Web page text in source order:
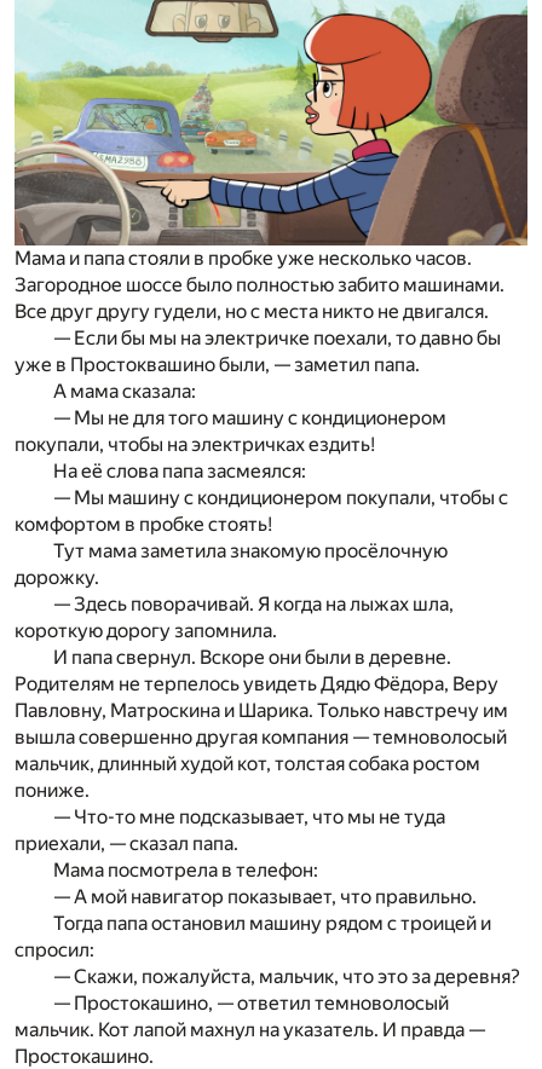
Мама и папа стояли в пробке уже несколько часов.
Загородное шоссе было полностью забито машинами.
Все друг другу гудели, но с места никто не двигался.
— Если бы мы на электричке поехали, то давно бы
уже в Простоквашино были, — заметил папа.
А мама сказала:
— Мы не для того машину с кондиционером
покупали, чтобы на электричках ездить!
На её слова папа засмеялся:
— Мы машину с кондиционером покупали, чтобы с
комфортом в пробке стоять!
Тут мама заметила знакомую просёлочную
дорожку.
— Здесь поворачивай. Я когда на лыжах шла,
короткую дорогу запомнила.
И папа свернул. Вскоре они были в деревне.
Родителям не терпелось увидеть Дядю Фёдора, Веру
Павловну, Матроскина и Шарика. Только навстречу им
вышла совершенно другая компания — темноволосый
мальчик, длинный худой кот, толстая собака ростом
пониже.
— Что-то мне подсказывает, что мы не туда
приехали, — сказал папа.
Мама посмотрела в телефон:
— А мой навигатор показывает, что правильно.
Тогда папа остановил машину рядом с троицей и
спросил:
— Скажи, пожалуйста, мальчик, что это за деревня?
— Простокашино, — ответил темноволосый
мальчик. Кот лапой махнул на указатель. И правда —
Простокашино.